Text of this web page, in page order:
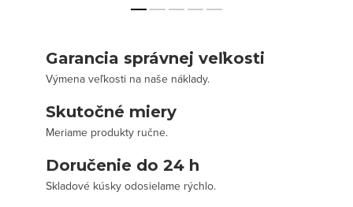
Garancia správnej veľkosti
Výmena veľkosti na naše náklady.
Skutočné miery
Meriame produkty ručne.
Doručenie do 24 h
Skladové kúsky odosielame rýchlo.